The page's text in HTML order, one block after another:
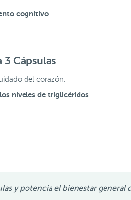
cognitivo
Cápsulas
del corazón.
niveles de triglicéridos
y potencia el bienestar general